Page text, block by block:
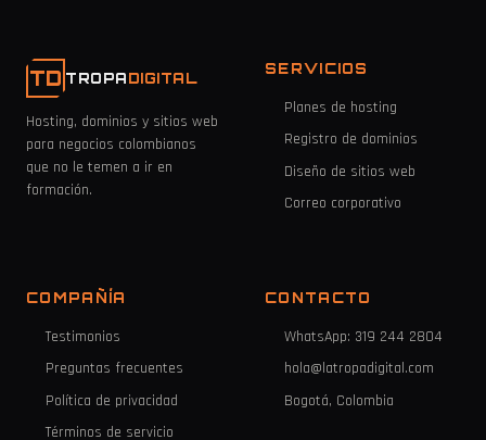
TD TROPADIGITAL
Hosting, dominios y sitios web
para negocios colombianos
que no le temen a ir en
formación.
SERVICIOS
Planes de hosting
Registro de dominios
Diseño de sitios web
Correo corporativo
COMPAÑÍA
Testimonios
Preguntas frecuentes
Política de privacidad
Términos de servicio
CONTACTO
WhatsApp: 319 244 2804
hola@latropadigital.com
Bogotá, Colombia